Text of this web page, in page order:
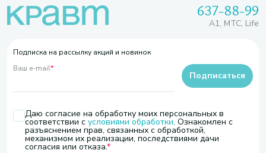
637-88-99
A1, МТС, Life
Подписка на рассылку акций и новинок
Ваш e-mail*
Даю согласие на обработку моих персональных в
соответствии с условиями обработки. Ознакомлен с
разъяснением прав, связанных с обработкой,
механизмом их реализации, последствиями дачи
согласия или отказа.
Подписаться